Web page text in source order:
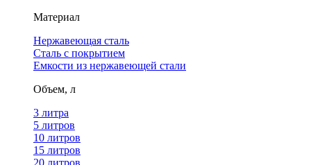
Материал
Нержавеющая сталь
Сталь с покрытием
Емкости из нержавеющей стали
Объем, л
3 литра
5 литров
10 литров
15 литров
20 литров